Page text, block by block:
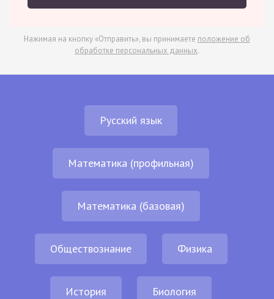
Нажимая на кнопку «Отправить», вы принимаете положение об
обработке персональных данных.
Русский язык
Математика (профильная)
Математика (базовая)
Обществознание Физика
История Биология